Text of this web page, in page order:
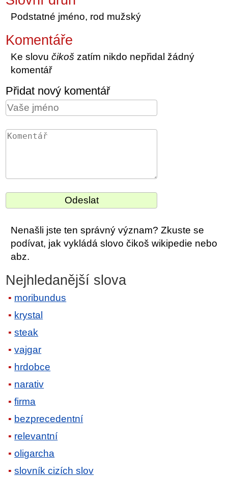
Podstatné jméno, rod mužský
Komentáře
Ke slovučikoš zatím nikdo nepřidal žádný
komentář
Přidat nový komentář
Nenašli jste ten správný význam? Zkuste se
podívat, jak vykládá slovo čikoš wikipedie nebo
abz.
Nejhledanější slova
moribundus
krystal
steak
vajgar
hrdobce
narativ
firma
bezprecedentní
relevantní
oligarcha
slovník cizích slov